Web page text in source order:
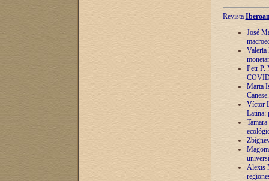
Revista
José
Valeria
Petr P.
Marta
Víctor
Latina:
Alexis